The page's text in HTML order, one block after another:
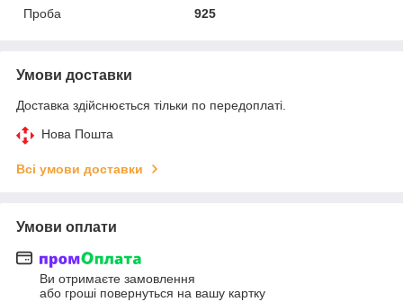
Проба
925
Умови доставки
Доставка здійснюється тільки по передоплаті.
Нова Пошта
Всі умови доставки
Умови оплати
Ви отримаєте замовлення
або гроші повернуться на вашу картку